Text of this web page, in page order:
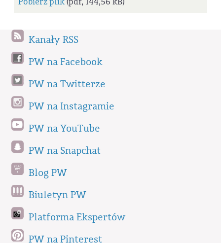
Kanały RSS
PW na Facebook
PW na Twitterze
PW na Instagramie
PW na YouTube
PW na Snapchat
Blog PW
Biuletyn PW
Platforma Ekspertów
PW na Pinterest